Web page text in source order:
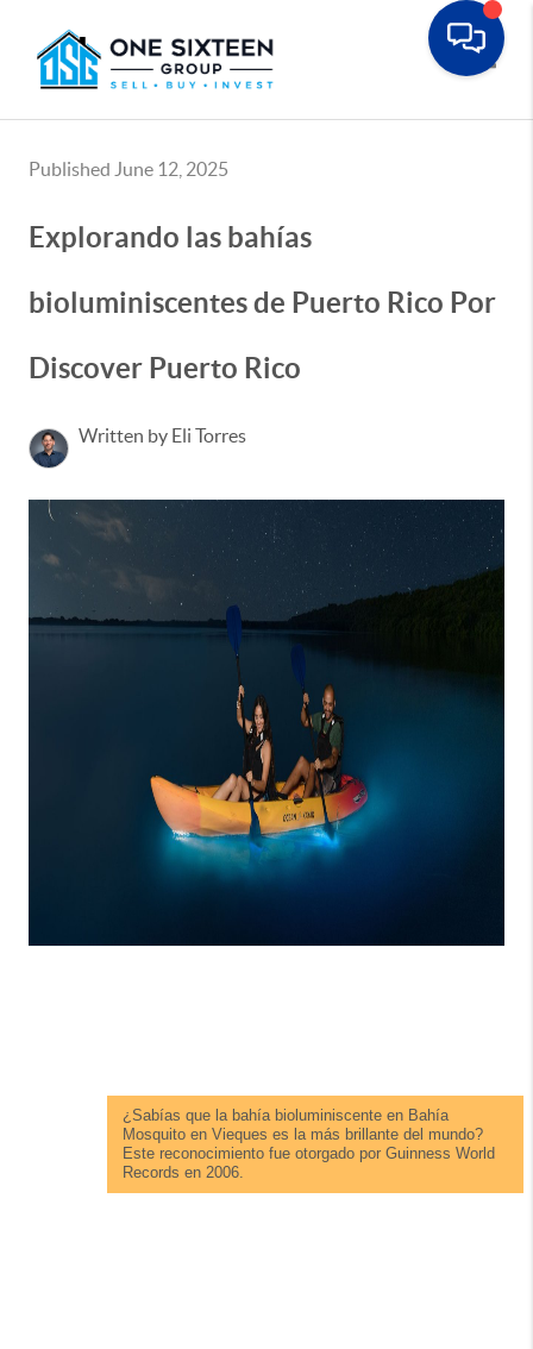
Published June 12, 2025
Explorando las bahías
bioluminiscentes de Puerto Rico Por
Discover Puerto Rico
Written by Eli Torres
¿Sabías que la bahía bioluminiscente en Bahía
Mosquito en Vieques es la más brillante del mundo?
Este reconocimiento fue otorgado por Guinness World
Records en 2006.